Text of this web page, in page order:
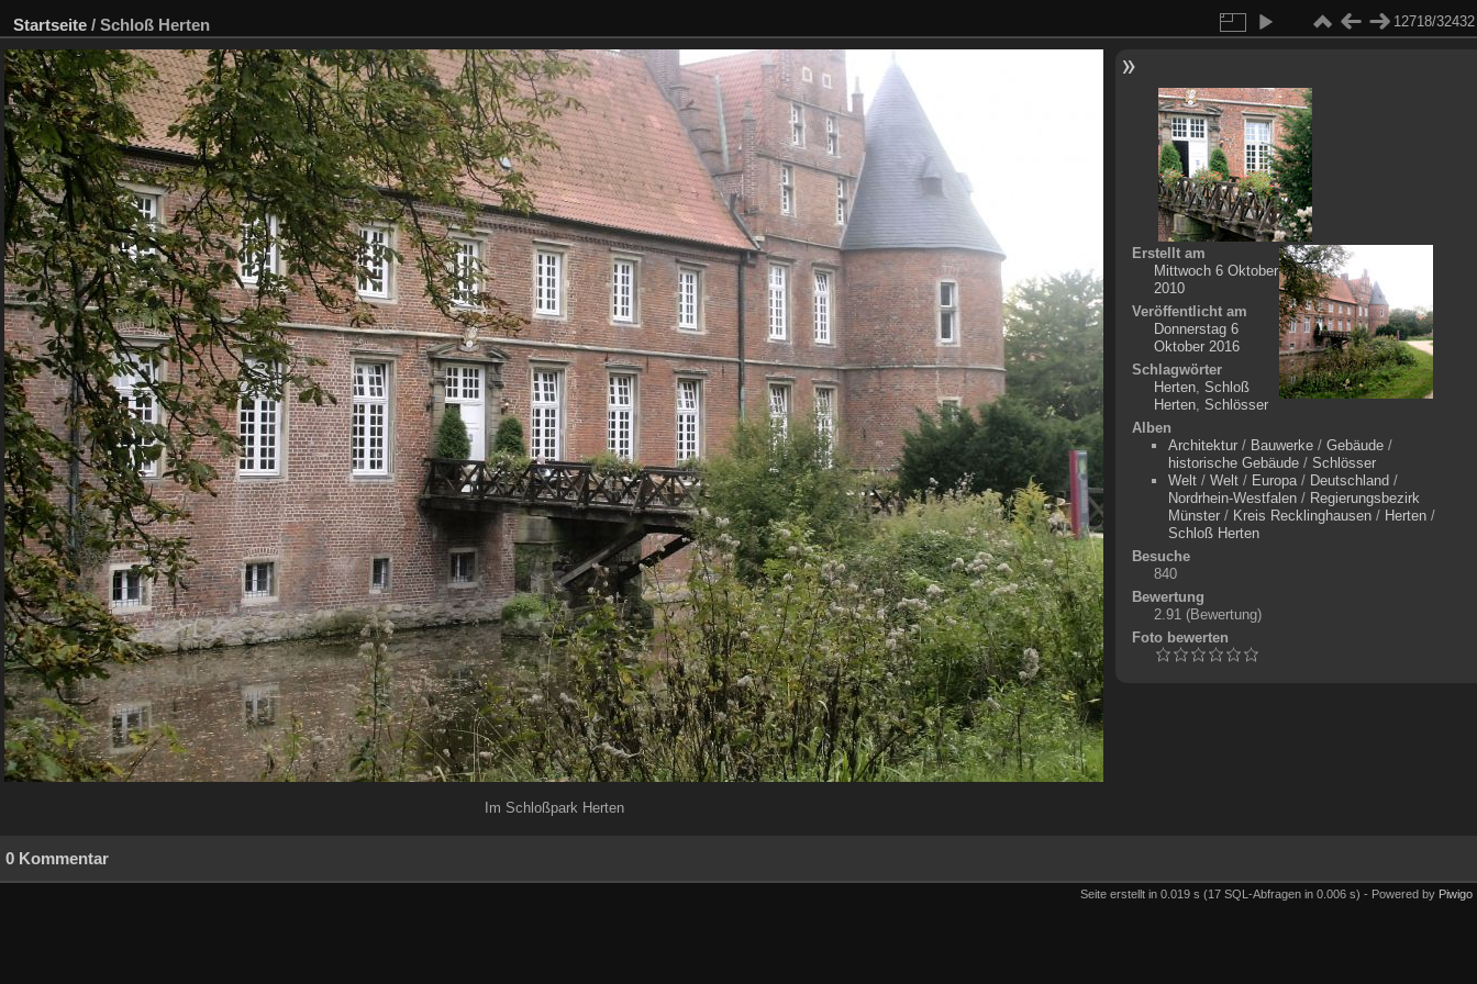
Startseite / Schloß Herten 12718/32432
Im Schloßpark Herten
Erstellt am
Mittwoch 6 Oktober
2010
Veröffentlicht am
Donnerstag 6
Oktober 2016
Schlagwörter
Herten, Schloß
Herten, Schlösser
Alben
Architektur/ Bauwerke/ Gebäude/
historische Gebäude/ Schlösser
Welt/ Welt/ Europa/ Deutschland /
Nordrhein-Westfalen/ Regierungsbezirk
Münster/ Kreis Recklinghausen/ Herten/
Schloß Herten
Besuche
840
Bewertung
2.91 (Bewertung)
Foto bewerten
0 Kommentar
Seite erstellt in 0.019 s (17 SQL-Abfragen in 0.006 s) - Powered by Piwigo